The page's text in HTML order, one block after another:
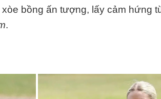
bồng ấn tượng, lấy cảm hứng
.